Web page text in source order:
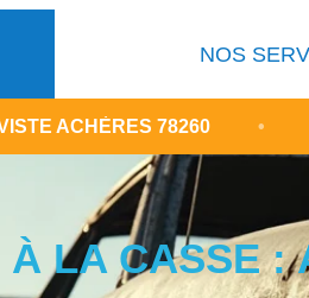
NOS
78260 • CERTIFICAT
LA CASSE :